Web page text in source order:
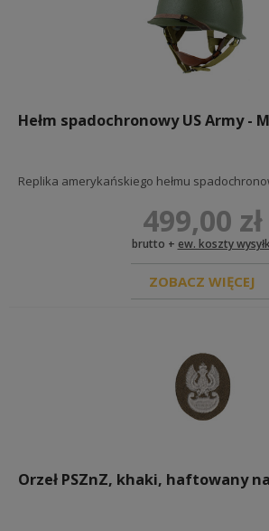
DIORAMY I EKSPOZYCJE
Hełm spadochronowy US Army -
Replika amerykańskiego hełmu
499,00 zł
brutto + ew. koszty
ZOBACZ WIĘCEJ
Orzeł PSZnZ, khaki, haftowany